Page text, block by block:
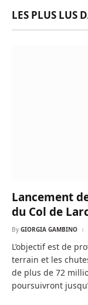
LES PLUS LUS
Lancement
du Col de
By GIORGIA GAMBINO
L’objectif est de
terrain et les
de plus de 72
poursuivront